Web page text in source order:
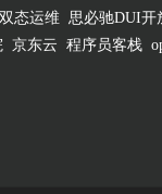
态运维 思必驰DUI开
京东云 程序员客栈